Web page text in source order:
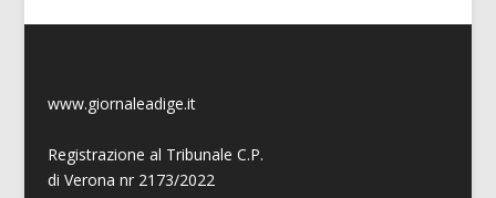
www.giornaleadige.it
Registrazione al Tribunale C.P.
di Verona nr 2173/2022